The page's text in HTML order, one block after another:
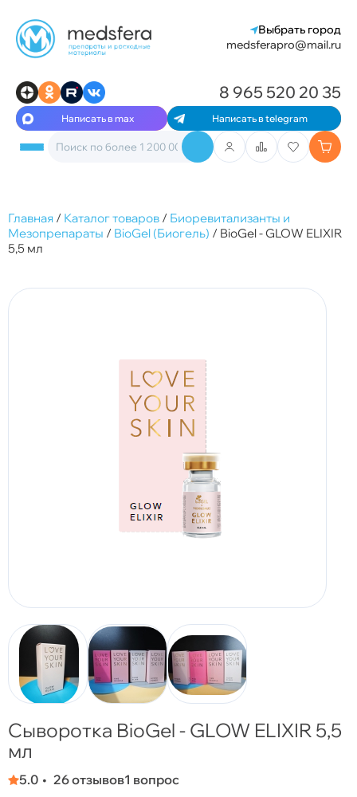
Выбрать город
medsferapro@mail.ru
Написать в max Написать в telegram
8 965 520 20 35
Главная / Каталог товаров / Биоревитализанты и
Мезопрепараты / BioGel (Биогель) / BioGel - GLOW ELIXIR
5,5 мл
Сыворотка BioGel - GLOW ELIXIR 5,5
мл
5.0 26 отзывов1 вопрос